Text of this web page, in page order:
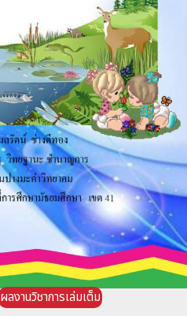
ผลงานวิชาการเล่มเต็ม